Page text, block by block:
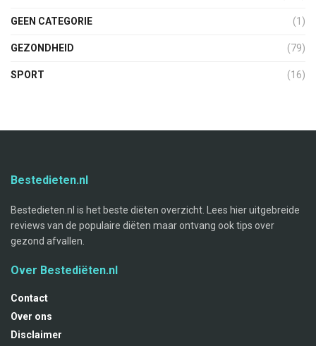
GEEN CATEGORIE (1)
GEZONDHEID (79)
SPORT (16)
Bestedieten.nl
Bestedieten.nl is het beste diëten overzicht. Lees hier uitgebreide
reviews van de populaire diëten maar ontvang ook tips over
gezond afvallen.
Over Bestediëten.nl
Contact
Over ons
Disclaimer